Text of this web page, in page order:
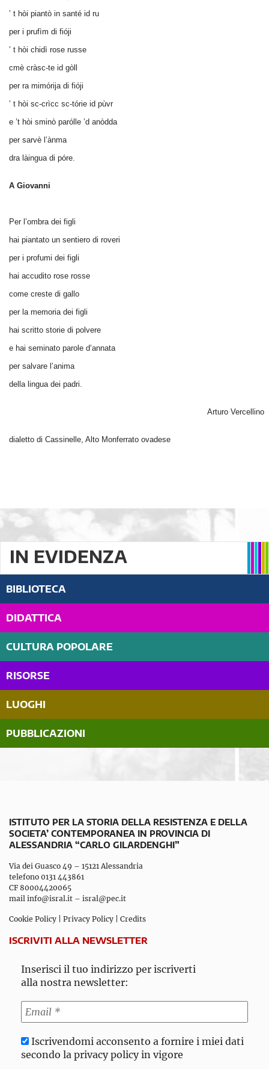
’ t hòi piantò in santé id ru
per i prufìm di fióji
’ t hòi chidì rose russe
cmè cràsc-te id gòll
per ra mimórija di fióji
’ t hòi sc-crìcc sc-tórie id pùvr
e ’t hòi sminò parólle ’d anòdda
per sarvè l’ànma
dra làingua di póre.
A Giovanni
Per l’ombra dei figli
hai piantato un sentiero di roveri
per i profumi dei figli
hai accudito rose rosse
come creste di gallo
per la memoria dei figli
hai scritto storie di polvere
e hai seminato parole d’annata
per salvare l’anima
della lingua dei padri.
Arturo Vercellino
dialetto di Cassinelle, Alto Monferrato ovadese
IN EVIDENZA
BIBLIOTECA
DIDATTICA
CULTURA POPOLARE
RISORSE
LUOGHI
PUBBLICAZIONI
ISTITUTO PER LA STORIA DELLA RESISTENZA E DELLA
SOCIETA’ CONTEMPORANEA IN PROVINCIA DI
ALESSANDRIA “CARLO GILARDENGHI”
Via dei Guasco 49 – 15121 Alessandria
telefono 0131 443861
CF 80004420065
mail info@isral.it – isral@pec.it
Cookie Policy Privacy Policy Credits
ISCRIVITI ALLA NEWSLETTER
Inserisci il tuo indirizzo per iscriverti
alla nostra newsletter:
Iscrivendomi acconsento a fornire i miei dati
secondo la privacy policy in vigore